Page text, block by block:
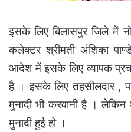
इसके लिए बिलासपुर जिले में
कलेक्टर श्रीमती अंशिका
आदेश में इसके लिए व्यापक
है । इसके लिए तहसीलदार ,
मुनादी भी करवानी है ।
मुनादी हुई हो ।